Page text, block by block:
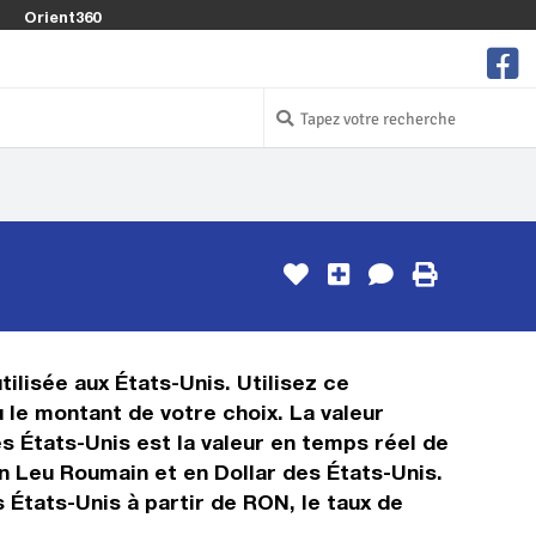
Orient360
aux États-Unis. Utilisez ce
le montant de votre choix. La valeur
États-Unis est la valeur en temps réel de
Roumain et en Dollar des États-Unis.
Unis à partir de RON, le taux de